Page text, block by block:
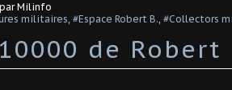
par Milinfo
militaires, #Espace Robert B., #Collectors
de Robert